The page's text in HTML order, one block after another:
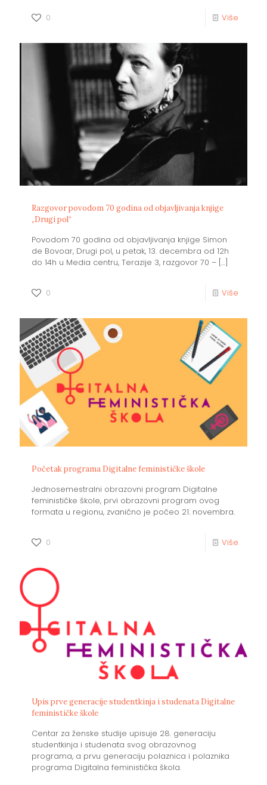
0 Više
Razgovor povodom 70 godina od objavljivanja knjige
„Drugi pol“
Povodom 70 godina od objavljivanja knjige Simon
de Bovoar, Drugi pol, u petak, 13. decembra od 12h
do 14h u Media centru, Terazije 3, razgovor 70 – […]
0 Više
Početak programa Digitalne feminističke škole
Jednosemestralni obrazovni program Digitalne
feminističke škole, prvi obrazovni program ovog
formata u regionu, zvanično je počeo 21. novembra.
0 Više
Upis prve generacije studentkinja i studenata Digitalne
feminističke škole
Centar za ženske studije upisuje 28. generaciju
studentkinja i studenata svog obrazovnog
programa, a prvu generaciju polaznica i polaznika
programa Digitalna feministička škola.